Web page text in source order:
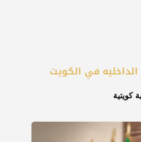
في الكويت
كويتية